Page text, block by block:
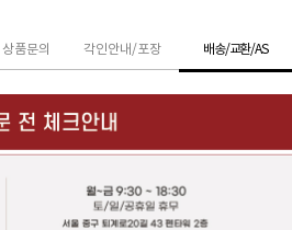
상품문의 각인안내/포장 배송/교환/AS